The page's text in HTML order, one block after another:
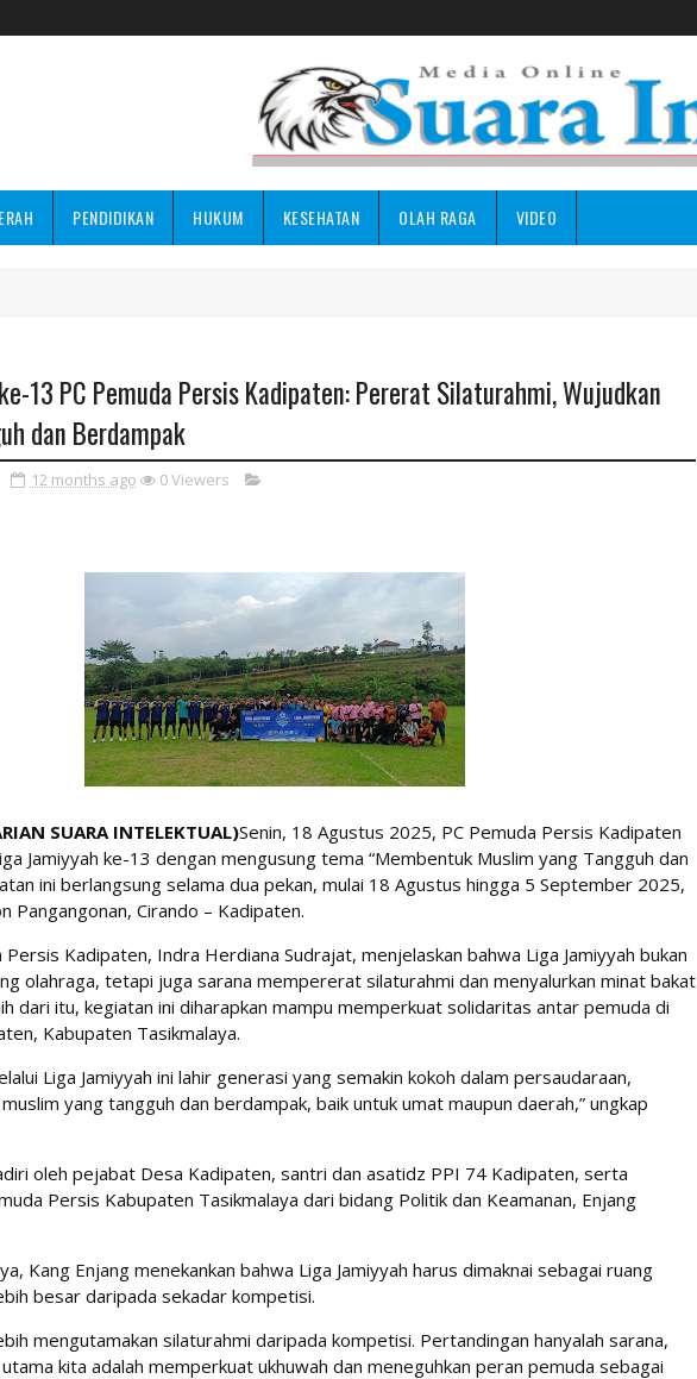
PENDIDIKAN HUKUM KESEHATAN OLAH RAGA VIDEO
13 PC Pemuda Persis Kadipaten: Pererat Silaturahmi, Wujudkan
dan Berdampak
12 months ago 0Viewers
SUARA INTELEKTUAL)Senin, 18 Agustus 2025, PC Pemuda Persis Kadipaten
Jamiyyah ke-13 dengan mengusung tema “Membentuk Muslim yang Tangguh dan
ini berlangsung selama dua pekan, mulai 18 Agustus hingga 5 September 2025,
Pangangonan, Cirando – Kadipaten.
Persis Kadipaten, Indra Herdiana Sudrajat, menjelaskan bahwa Liga Jamiyyah bukan
olahraga, tetapi juga sarana mempererat silaturahmi dan menyalurkan minat bakat
dari itu, kegiatan ini diharapkan mampu memperkuat solidaritas antar pemuda di
Kabupaten Tasikmalaya.
Liga Jamiyyah ini lahir generasi yang semakin kokoh dalam persaudaraan,
yang tangguh dan berdampak, baik untuk umat maupun daerah,” ungkap
oleh pejabat Desa Kadipaten, santri dan asatidz PPI 74 Kadipaten, serta
Persis Kabupaten Tasikmalaya dari bidang Politik dan Keamanan, Enjang
Kang Enjang menekankan bahwa Liga Jamiyyah harus dimaknai sebagai ruang
besar daripada sekadar kompetisi.
mengutamakan silaturahmi daripada kompetisi. Pertandingan hanyalah sarana,
kita adalah memperkuat ukhuwah dan meneguhkan peran pemuda sebagai